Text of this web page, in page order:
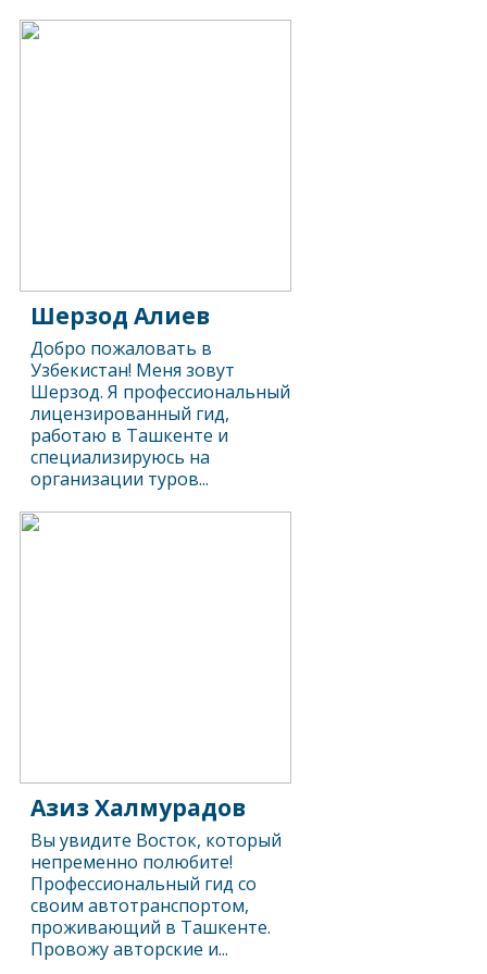
Шерзод Алиев
Добро пожаловать в
Узбекистан! Меня зовут
Шерзод. Я профессиональный
лицензированный гид,
работаю в Ташкенте и
специализируюсь на
организации туров...
Азиз Халмурадов
Вы увидите Восток, который
непременно полюбите!
Профессиональный гид со
своим автотранспортом,
проживающий в Ташкенте.
Провожу авторские и...